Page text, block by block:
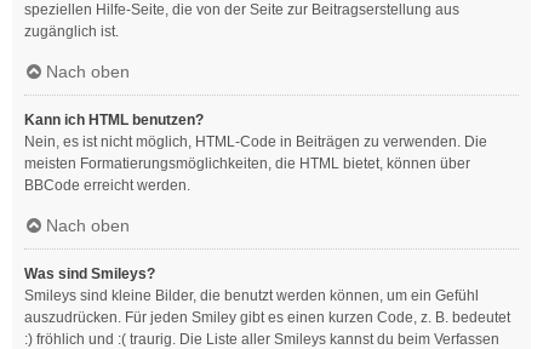
speziellen Hilfe-Seite, die von der Seite zur Beitragserstellung aus
zugänglich ist.
Nach oben
Kann ich HTML benutzen?
Nein, es ist nicht möglich, HTML-Code in Beiträgen zu verwenden. Die
meisten Formatierungsmöglichkeiten, die HTML bietet, können über
BBCode erreicht werden.
Nach oben
Was sind Smileys?
Smileys sind kleine Bilder, die benutzt werden können, um ein Gefühl
auszudrücken. Für jeden Smiley gibt es einen kurzen Code, z. B. bedeutet
:) fröhlich und :( traurig. Die Liste aller Smileys kannst du beim Verfassen